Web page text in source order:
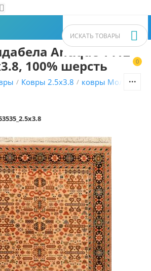

0


Antique 1412
100% шерсть
/ Ковры 2.5x3.8 / ковры